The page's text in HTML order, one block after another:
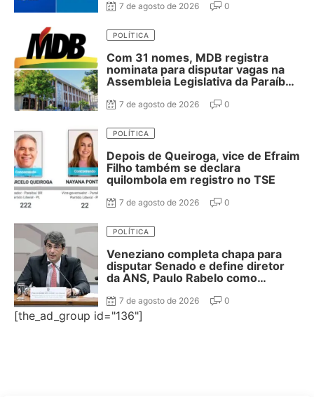
7 de agosto de 2026 0
POLÍTICA
Com 31 nomes, MDB registra
nominata para disputar vagas na
Assembleia Legislativa da Paraíba;
7 de agosto de 2026 0
POLÍTICA
Depois de Queiroga, vice de Efraim
Filho também se declara
quilombola em registro no TSE
7 de agosto de 2026 0
POLÍTICA
Veneziano completa chapa para
disputar Senado e define diretor
da ANS, Paulo Rabelo como
7 de agosto de 2026 0
[the_ad_group id="136"]